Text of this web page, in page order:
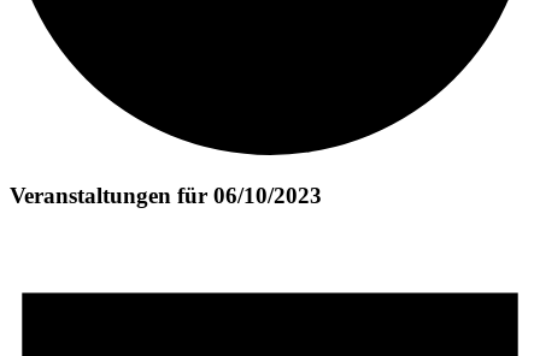
Veranstaltungen für 06/10/2023